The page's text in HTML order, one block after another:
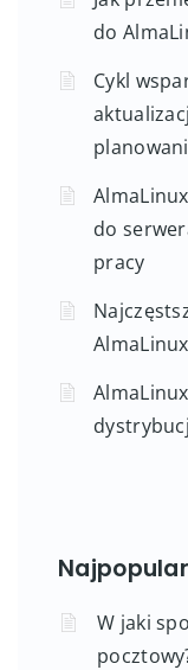
do
Cykl
do
pracy
AlmaLinux
W jaki